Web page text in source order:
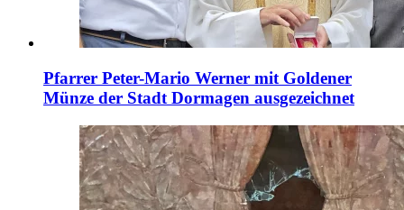
Pfarrer Peter-Mario Werner mit Goldener
Münze der Stadt Dormagen ausgezeichnet